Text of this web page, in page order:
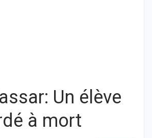
Un élève
à mort